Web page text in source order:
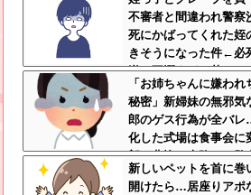
チネチ気にしてる時点
ゃない
不審者と間違われ警察
死にかばってくれた姪
きそうになった件←必
逆に不憫すぎて草
「お姉ちゃんに嫌われ
秘密」新婦妹の無邪気
郎のゲス行為が全バ
化した式場は食事会に
郎は悲惨な末路へ←警
れてもおかしくないレ
新しいペットを首に巻
開けたら…居座りアポ